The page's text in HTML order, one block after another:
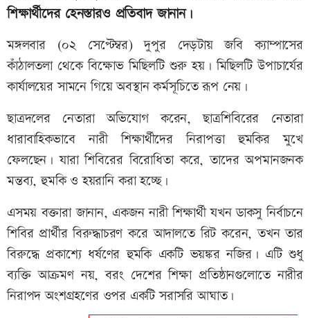
শিক্ষার্থীদের হেনস্তারও প্রতিবাদ জানান।
মঙ্গলবার (০২ সেপ্টেম্বর) দুপুর দেড়টায় জবি ক্যাম্পাসের
কাঁঠালতলা থেকে বিক্ষোভ মিছিলটি শুরু হয়। মিছিলটি উপাচার্যের
কার্যালয়ের সামনে গিয়ে অবস্থান কর্মসূচিতে রূপ নেয়।
ছাত্রদলের নেতারা অভিযোগ করেন, ছাত্রশিবিরের নেতারা
ধারাবাহিকভাবে নারী শিক্ষার্থীদের নিরাপত্তা হুমকির মুখে
ফেলছেন। যারা শিবিরের বিরোধিতা করে, তাদের অপমানজনক
মন্তব্য, হুমকি ও হয়রানি করা হচ্ছে।
এসময় বক্তারা জানান, একজন নারী শিক্ষার্থী যখন ডাকসু নির্বাচনে
শিবির প্রার্থীর বিরুদ্ধাচরণ করে আদালতে রিট করেন, তখন তার
বিরুদ্ধে প্রকাশ্যে ধর্ষণের হুমকি একটি ভয়ঙ্কর নজির। এটি শুধু
ব্যক্তি আক্রমণ নয়, বরং দেশের শিক্ষা প্রতিষ্ঠানগুলোতে নারীর
নিরাপদ অংশগ্রহণের ওপর একটি সরাসরি আঘাত।